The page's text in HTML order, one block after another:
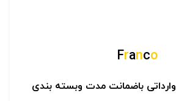
Franco
وارداتیباضمانت مدت وبسته بندی